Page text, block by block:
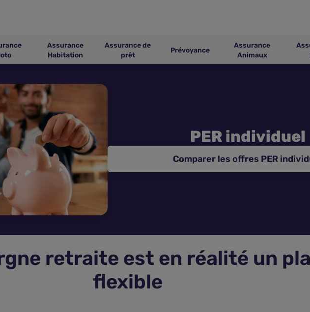
Assurance
Habitation
Assurance de
prêt
Prévoyance
Assurance
Animaux
PER individuel
Comparer les offres PER
retraite est en réalité un
flexible